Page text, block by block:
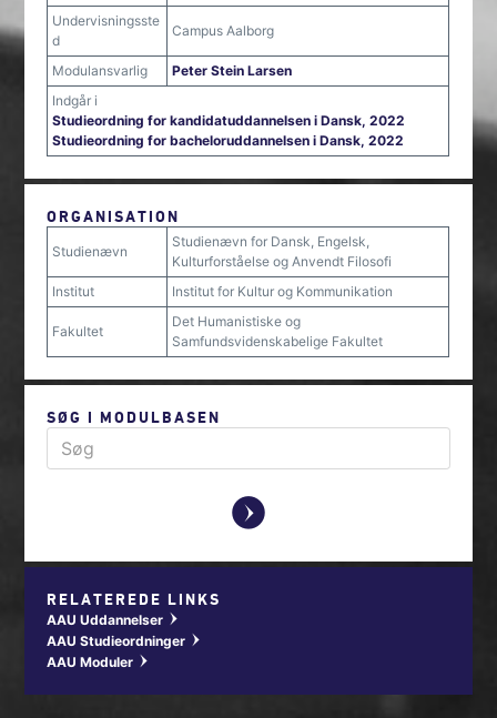
Undervisningsste
d
Campus Aalborg
Modulansvarlig
Peter Stein Larsen
Indgår i
Studieordning for kandidatuddannelsen i Dansk, 2022
Studieordning for bacheloruddannelsen i Dansk, 2022
ORGANISATION
Studienævn
Studienævn for Dansk, Engelsk,
Kulturforståelse og Anvendt Filosofi
Institut
Institut for Kultur og Kommunikation
Fakultet
Det Humanistiske og
Samfundsvidenskabelige Fakultet
SØG I MODULBASEN
y
RELATEREDE LINKS
AAU Uddannelser w
AAU Studieordninger w
AAU Moduler w